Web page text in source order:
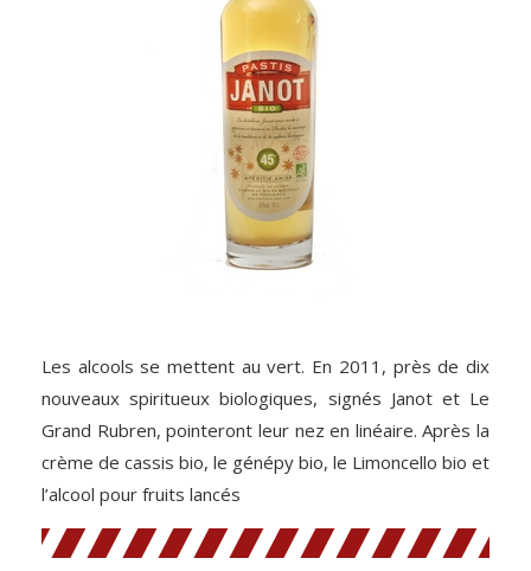
Les alcools se mettent au vert. En 2011, près de dix
nouveaux spiritueux biologiques, signés Janot et Le
Grand Rubren, pointeront leur nez en linéaire. Après la
crème de cassis bio, le génépy bio, le Limoncello bio et
l’alcool pour fruits lancés